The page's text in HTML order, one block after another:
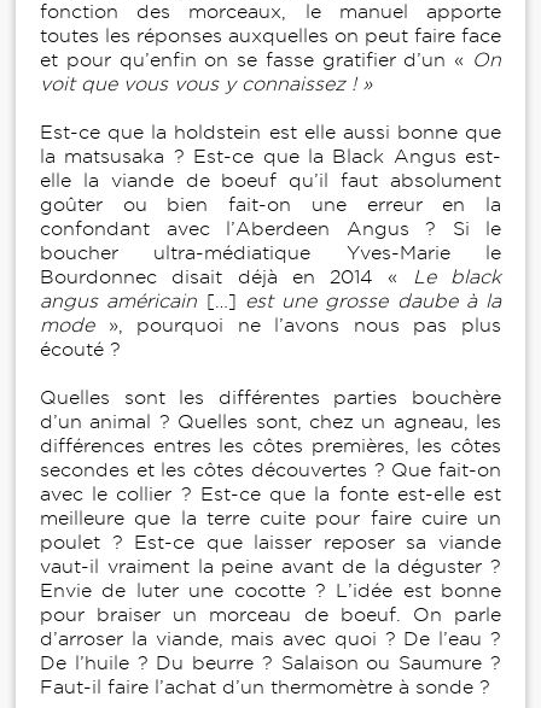
fonction des morceaux, le manuel apporte
toutes les réponses auxquelles on peut faire face
et pour qu’enfin on se fasse gratifier d’un « On
voit que vous vous y connaissez ! »
Est-ce que la holdstein est elle aussi bonne que
la matsusaka ? Est-ce que la Black Angus est-
elle la viande de boeuf qu’il faut absolument
goûter ou bien fait-on une erreur en la
confondant avec l’Aberdeen Angus ? Si le
boucher ultra-médiatique Yves-Marie le
Bourdonnec disait déjà en 2014 «
Le black
angus américain […] est une grosse daube à la
mode», pourquoi ne l’avons nous pas plus
écouté ?
Quelles sont les différentes parties bouchère
d’un animal ? Quelles sont, chez un agneau, les
différences entres les côtes premières, les côtes
secondes et les côtes découvertes ? Que fait-on
avec le collier ? Est-ce que la fonte est-elle est
meilleure que la terre cuite pour faire cuire un
poulet ? Est-ce que laisser reposer sa viande
vaut-il vraiment la peine avant de la déguster ?
Envie de luter une cocotte ? L’idée est bonne
pour braiser un morceau de boeuf. On parle
d’arroser la viande, mais avec quoi ? De l’eau ?
De l’huile ? Du beurre ? Salaison ou Saumure ?
Faut-il faire l’achat d’un thermomètre à sonde ?